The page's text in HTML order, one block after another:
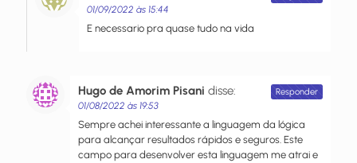
01/09/2022 às 15:44
E necessario pra quase tudo na vida
Hugo de Amorim Pisani disse:
01/08/2022 às 19:53
Sempre achei interessante a linguagem da lógica
para alcançar resultados rápidos e seguros. Este
campo para desenvolver esta linguagem me atrai e
Responder